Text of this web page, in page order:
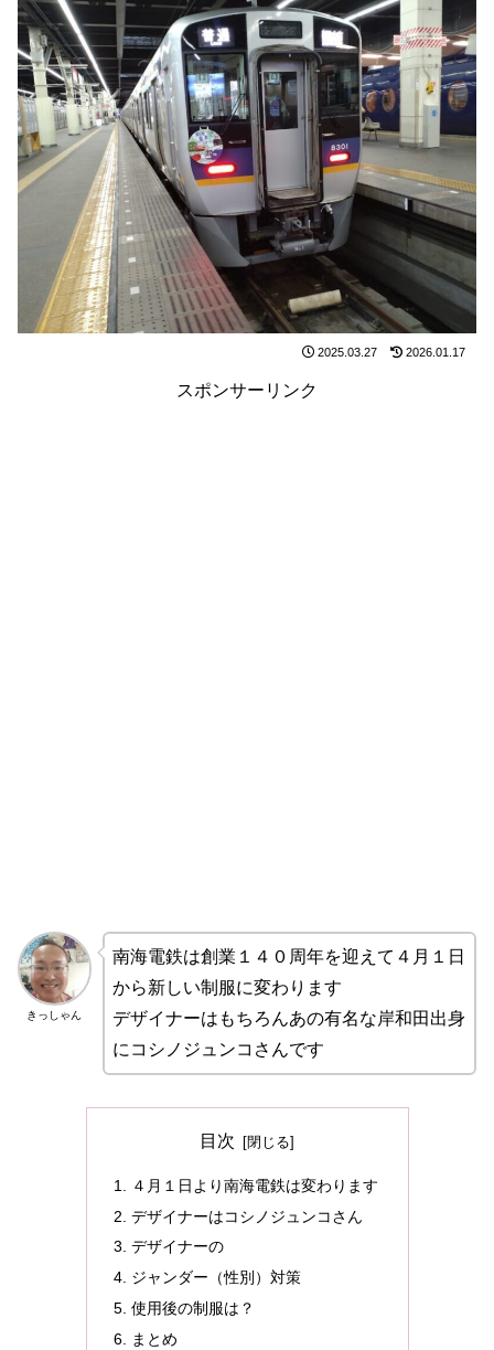
2025.03.27 2026.01.17
スポンサーリンク
きっしゃん
南海電鉄は創業１４０周年を迎えて４月１日
から新しい制服に変わります
デザイナーはもちろんあの有名な岸和田出身
にコシノジュンコさんです
目次
４月１日より南海電鉄は変わります
デザイナーはコシノジュンコさん
デザイナーの
ジャンダー（性別）対策
使用後の制服は？
まとめ